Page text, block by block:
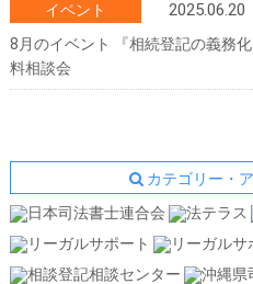
イベント 2025.06.20
8月のイベント 『相続登記の義務
料相談会
カテゴリー・